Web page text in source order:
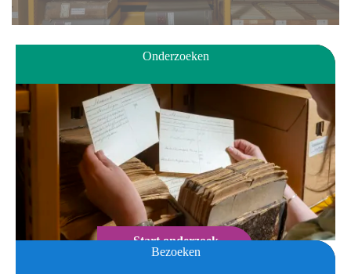
Onderzoeken
Start onderzoek
Bezoeken